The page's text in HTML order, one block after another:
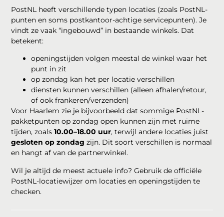
PostNL heeft verschillende typen locaties (zoals PostNL-
punten en soms postkantoor-achtige servicepunten). Je
vindt ze vaak “ingebouwd” in bestaande winkels. Dat
betekent:
openingstijden volgen meestal de winkel waar het
punt in zit
op zondag kan het per locatie verschillen
diensten kunnen verschillen (alleen afhalen/retour,
of ook frankeren/verzenden)
Voor Haarlem zie je bijvoorbeeld dat sommige PostNL-
pakketpunten op zondag open kunnen zijn met ruime
tijden, zoals10.00–18.00 uur, terwijl andere locaties juist
gesloten op zondag zijn. Dit soort verschillen is normaal
en hangt af van de partnerwinkel.
Wil je altijd de meest actuele info? Gebruik de officiële
PostNL-locatiewijzer om locaties en openingstijden te
checken.